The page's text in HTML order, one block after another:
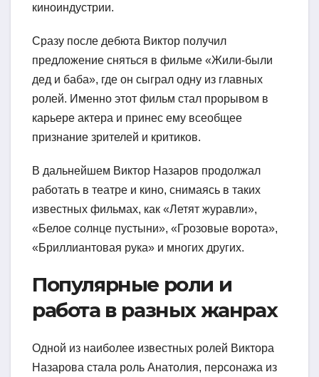
киноиндустрии.
Сразу после дебюта Виктор получил
предложение сняться в фильме «Жили-были
дед и баба», где он сыграл одну из главных
ролей. Именно этот фильм стал прорывом в
карьере актера и принес ему всеобщее
признание зрителей и критиков.
В дальнейшем Виктор Назаров продолжал
работать в театре и кино, снимаясь в таких
известных фильмах, как «Летят журавли»,
«Белое солнце пустыни», «Грозовые ворота»,
«Бриллиантовая рука» и многих других.
Популярные роли и
работа в разных жанрах
Одной из наиболее известных ролей Виктора
Назарова стала роль Анатолия, персонажа из